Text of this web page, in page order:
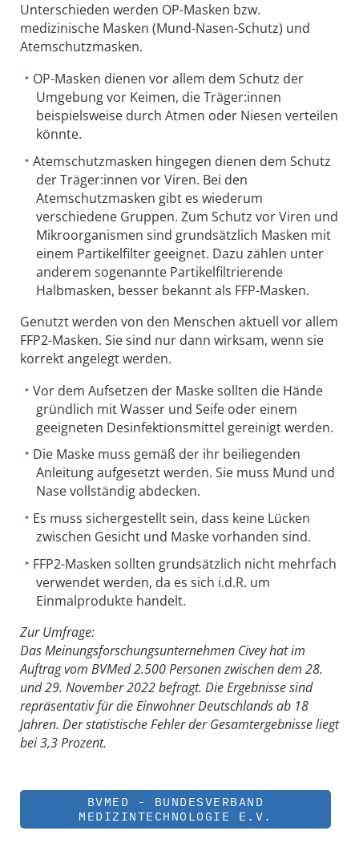
Unterschieden werden OP-Masken bzw.
medizinische Masken (Mund-Nasen-Schutz) und
Atemschutzmasken.
OP-Masken dienen vor allem dem Schutz der
Umgebung vor Keimen, die Träger:innen
beispielsweise durch Atmen oder Niesen verteilen
könnte.
Atemschutzmasken hingegen dienen dem Schutz
der Träger:innen vor Viren. Bei den
Atemschutzmasken gibt es wiederum
verschiedene Gruppen. Zum Schutz vor Viren und
Mikroorganismen sind grundsätzlich Masken mit
einem Partikelfilter geeignet. Dazu zählen unter
anderem sogenannte Partikelfiltrierende
Halbmasken, besser bekannt als FFP-Masken.
Genutzt werden von den Menschen aktuell vor allem
FFP2-Masken. Sie sind nur dann wirksam, wenn sie
korrekt angelegt werden.
Vor dem Aufsetzen der Maske sollten die Hände
gründlich mit Wasser und Seife oder einem
geeigneten Desinfektionsmittel gereinigt werden.
Die Maske muss gemäß der ihr beiliegenden
Anleitung aufgesetzt werden. Sie muss Mund und
Nase vollständig abdecken.
Es muss sichergestellt sein, dass keine Lücken
zwischen Gesicht und Maske vorhanden sind.
FFP2-Masken sollten grundsätzlich nicht mehrfach
verwendet werden, da es sich i.d.R. um
Einmalprodukte handelt.
Zur Umfrage:
Das Meinungsforschungsunternehmen Civey hat im
Auftrag vom BVMed 2.500 Personen zwischen dem 28.
und 29. November 2022 befragt. Die Ergebnisse sind
repräsentativ für die Einwohner Deutschlands ab 18
Jahren. Der statistische Fehler der Gesamtergebnisse liegt
bei 3,3 Prozent.
BVMED - BUNDESVERBAND
MEDIZINTECHNOLOGIE E.V.